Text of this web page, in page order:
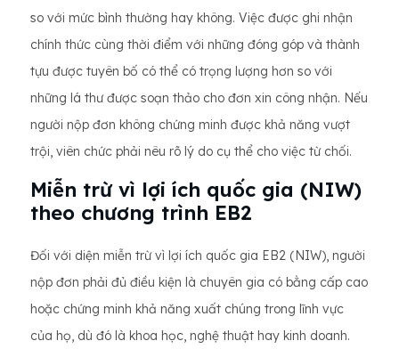
so với mức bình thường hay không. Việc được ghi nhận
chính thức cùng thời điểm với những đóng góp và thành
tựu được tuyên bố có thể có trọng lượng hơn so với
những lá thư được soạn thảo cho đơn xin công nhận. Nếu
người nộp đơn không chứng minh được khả năng vượt
trội, viên chức phải nêu rõ lý do cụ thể cho việc từ chối.
Miễn trừ vì lợi ích quốc gia (NIW)
theo chương trình EB2
Đối với diện miễn trừ vì lợi ích quốc gia EB2 (NIW), người
nộp đơn phải đủ điều kiện là chuyên gia có bằng cấp cao
hoặc chứng minh khả năng xuất chúng trong lĩnh vực
của họ, dù đó là khoa học, nghệ thuật hay kinh doanh.